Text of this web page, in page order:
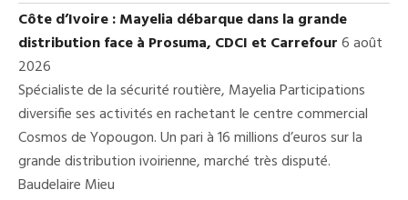
Côte d’Ivoire : Mayelia débarque dans la grande
distribution face à Prosuma, CDCI et Carrefour6 août
2026
Spécialiste de la sécurité routière, Mayelia Participations
diversifie ses activités en rachetant le centre commercial
Cosmos de Yopougon. Un pari à 16 millions d’euros sur la
grande distribution ivoirienne, marché très disputé.
Baudelaire Mieu